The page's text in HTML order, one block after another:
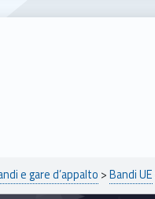
e gare d’appalto >Bandi UE